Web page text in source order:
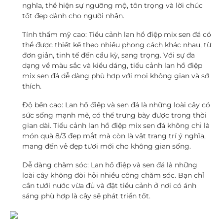
nghĩa, thể hiện sự ngưỡng mộ, tôn trọng và lời chúc
tốt đẹp dành cho người nhận.
Tính thẩm mỹ cao: Tiểu cảnh lan hồ điệp mix sen đá có
thể được thiết kế theo nhiều phong cách khác nhau, từ
đơn giản, tinh tế đến cầu kỳ, sang trọng. Với sự đa
dạng về màu sắc và kiểu dáng, tiểu cảnh lan hồ điệp
mix sen đá dễ dàng phù hợp với mọi không gian và sở
thích.
Độ bền cao: Lan hồ điệp và sen đá là những loài cây có
sức sống mạnh mẽ, có thể trưng bày được trong thời
gian dài. Tiểu cảnh lan hồ điệp mix sen đá không chỉ là
món quà 8/3 đẹp mắt mà còn là vật trang trí ý nghĩa,
mang đến vẻ đẹp tươi mới cho không gian sống.
Dễ dàng chăm sóc: Lan hồ điệp và sen đá là những
loài cây không đòi hỏi nhiều công chăm sóc. Bạn chỉ
cần tưới nước vừa đủ và đặt tiểu cảnh ở nơi có ánh
sáng phù hợp là cây sẽ phát triển tốt.